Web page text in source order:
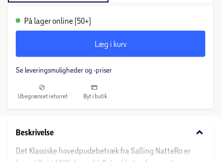
På lager online (50+)
Læg i kurv
Se leveringsmuligheder og -priser
Ubegrænset returret Byt i butik
Beskrivelse keyboard_arrow_down
Det Klassiske hovedpudebetræk fra Salling NatteRo er